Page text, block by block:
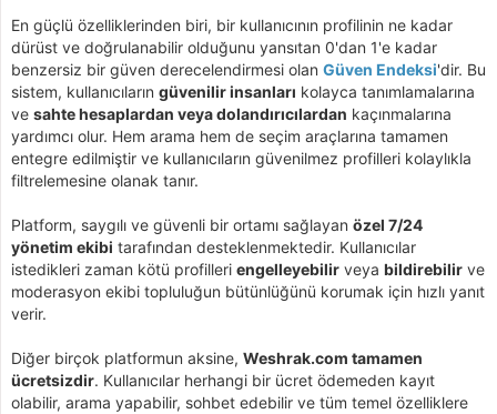
En güçlü özelliklerinden biri, bir kullanıcının profilinin ne kadar
dürüst ve doğrulanabilir olduğunu yansıtan 0'dan 1'e kadar
benzersiz bir güven derecelendirmesi olan Güven Endeksi'dir. Bu
sistem, kullanıcıların güvenilir insanları kolayca tanımlamalarına
ve sahte hesaplardan veya dolandırıcılardan kaçınmalarına
yardımcı olur. Hem arama hem de seçim araçlarına tamamen
entegre edilmiştir ve kullanıcıların güvenilmez profilleri kolaylıkla
filtrelemesine olanak tanır.
Platform, saygılı ve güvenli bir ortamı sağlayan özel 7/24
yönetim ekibi tarafından desteklenmektedir. Kullanıcılar
istedikleri zaman kötü profilleri engelleyebilir veya bildirebilir ve
moderasyon ekibi topluluğun bütünlüğünü korumak için hızlı yanıt
verir.
Diğer birçok platformun aksine, Weshrak.com tamamen
ücretsizdir. Kullanıcılar herhangi bir ücret ödemeden kayıt
olabilir, arama yapabilir, sohbet edebilir ve tüm temel özelliklere